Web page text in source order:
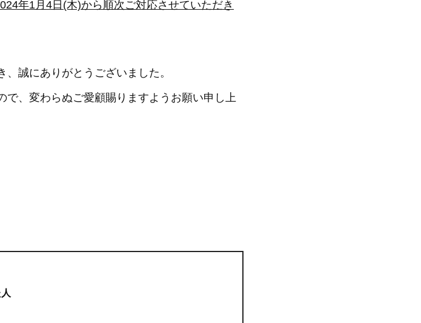
年1月4日(木)から順次ご対応させていただき
誠にありがとうございました。
、変わらぬご愛顧賜りますようお願い申し上